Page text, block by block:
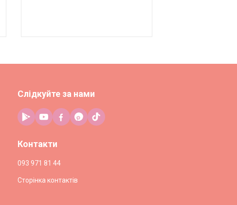
Слідкуйте за нами
Контакти
093 971 81 44
Сторінка контактів